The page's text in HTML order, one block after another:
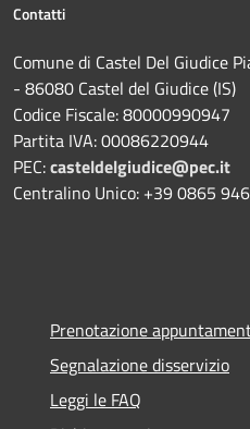
Contatti
Comune di Castel Del Giudice
- 86080 Castel del Giudice (IS)
Codice Fiscale: 80000990947
Partita IVA: 00086220944
PEC:casteldelgiudice@pec.it
Centralino Unico: +39 0865
Prenotazione
Segnalazione disservizio
Leggi le FAQ